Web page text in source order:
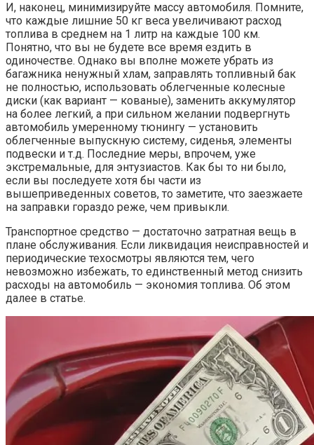
И, наконец, минимизируйте массу автомобиля. Помните,
что каждые лишние 50 кг веса увеличивают расход
топлива в среднем на 1 литр на каждые 100 км.
Понятно, что вы не будете все время ездить в
одиночестве. Однако вы вполне можете убрать из
багажника ненужный хлам, заправлять топливный бак
не полностью, использовать облегченные колесные
диски (как вариант — кованые), заменить аккумулятор
на более легкий, а при сильном желании подвергнуть
автомобиль умеренному тюнингу — установить
облегченные выпускную систему, сиденья, элементы
подвески и т.д. Последние меры, впрочем, уже
экстремальные, для энтузиастов. Как бы то ни было,
если вы последуете хотя бы части из
вышеприведенных советов, то заметите, что заезжаете
на заправки гораздо реже, чем привыкли.
Транспортное средство — достаточно затратная вещь в
плане обслуживания. Если ликвидация неисправностей и
периодические техосмотры являются тем, чего
невозможно избежать, то единственный метод снизить
расходы на автомобиль — экономия топлива. Об этом
далее в статье.